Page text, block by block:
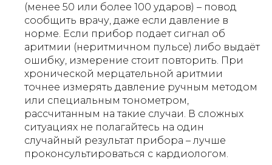
(менее 50 или более 100 ударов) – повод
сообщить врачу, даже если давление в
норме. Если прибор подает сигнал об
аритмии (неритмичном пульсе) либо выдаёт
ошибку, измерение стоит повторить. При
хронической мерцательной аритмии
точнее измерять давление ручным методом
или специальным тонометром,
рассчитанным на такие случаи. В сложных
ситуациях не полагайтесь на один
случайный результат прибора – лучше
проконсультироваться с кардиологом.